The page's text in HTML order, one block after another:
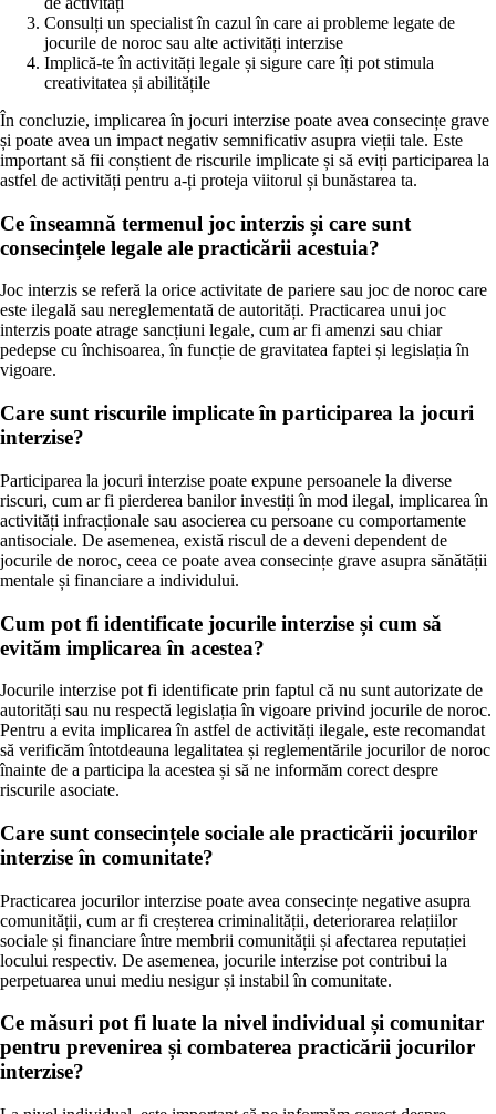
Consulți un specialist în cazul în care ai probleme legate de
jocurile de noroc sau alte activități interzise
Implică-te în activități legale și sigure care îți pot stimula
creativitatea și abilitățile
În concluzie, implicarea în jocuri interzise poate avea consecințe grave
și poate avea un impact negativ semnificativ asupra vieții tale. Este
important să fii conștient de riscurile implicate și să eviți participarea la
astfel de activități pentru a-ți proteja viitorul și bunăstarea ta.
Ce înseamnă termenul joc interzis și care sunt
consecințele legale ale practicării acestuia?
Joc interzis se referă la orice activitate de pariere sau joc de noroc care
este ilegală sau nereglementată de autorități. Practicarea unui joc
interzis poate atrage sancțiuni legale, cum ar fi amenzi sau chiar
pedepse cu închisoarea, în funcție de gravitatea faptei și legislația în
vigoare.
Care sunt riscurile implicate în participarea la jocuri
interzise?
Participarea la jocuri interzise poate expune persoanele la diverse
riscuri, cum ar fi pierderea banilor investiți în mod ilegal, implicarea în
activități infracționale sau asocierea cu persoane cu comportamente
antisociale. De asemenea, există riscul de a deveni dependent de
jocurile de noroc, ceea ce poate avea consecințe grave asupra sănătății
mentale și financiare a individului.
Cum pot fi identificate jocurile interzise și cum să
evităm implicarea în acestea?
Jocurile interzise pot fi identificate prin faptul că nu sunt autorizate de
autorități sau nu respectă legislația în vigoare privind jocurile de noroc.
Pentru a evita implicarea în astfel de activități ilegale, este recomandat
să verificăm întotdeauna legalitatea și reglementările jocurilor de noroc
înainte de a participa la acestea și să ne informăm corect despre
riscurile asociate.
Care sunt consecințele sociale ale practicării jocurilor
interzise în comunitate?
Practicarea jocurilor interzise poate avea consecințe negative asupra
comunității, cum ar fi creșterea criminalității, deteriorarea relațiilor
sociale și financiare între membrii comunității și afectarea reputației
locului respectiv. De asemenea, jocurile interzise pot contribui la
perpetuarea unui mediu nesigur și instabil în comunitate.
Ce măsuri pot fi luate la nivel individual și comunitar
pentru prevenirea și combaterea practicării jocurilor
interzise?